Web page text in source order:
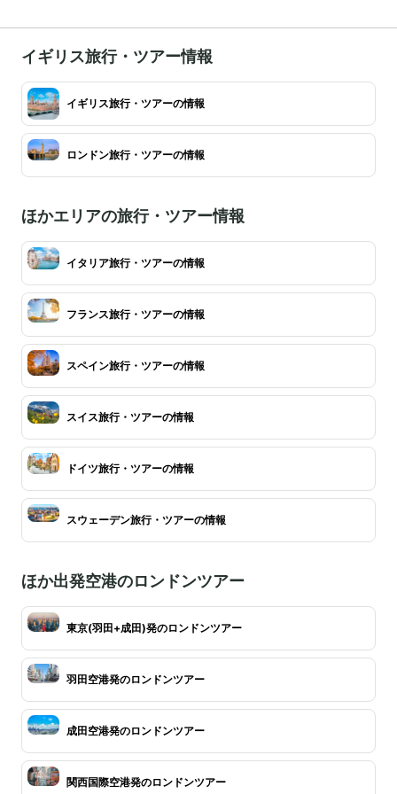
イギリス旅行・ツアー情報
イギリス旅行・ツアーの情報
ロンドン旅行・ツアーの情報
ほかエリアの旅行・ツアー情報
イタリア旅行・ツアーの情報
フランス旅行・ツアーの情報
スペイン旅行・ツアーの情報
スイス旅行・ツアーの情報
ドイツ旅行・ツアーの情報
スウェーデン旅行・ツアーの情報
ほか出発空港のロンドンツアー
東京(羽田+成田)発のロンドンツアー
羽田空港発のロンドンツアー
成田空港発のロンドンツアー
関西国際空港発のロンドンツアー